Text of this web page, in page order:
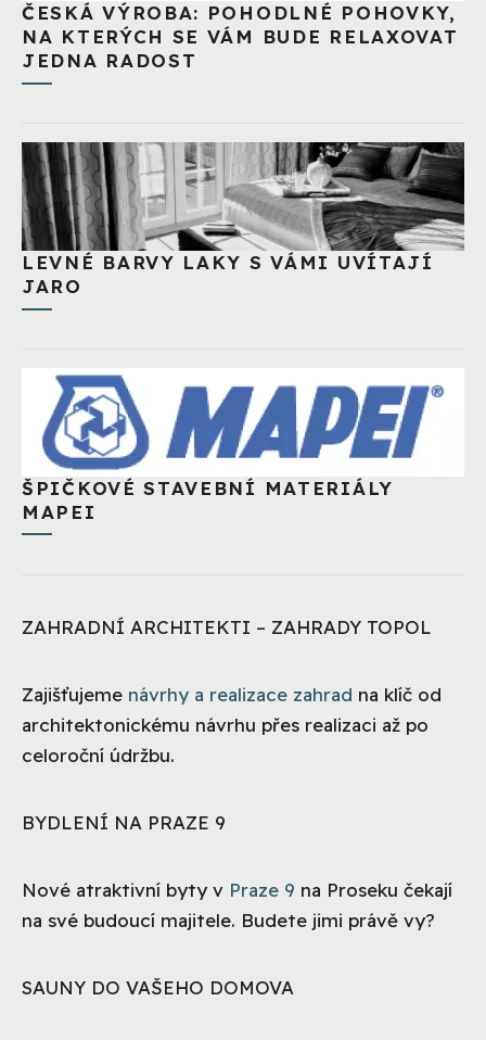
ČESKÁ VÝROBA: POHODLNÉ POHOVKY,
NA KTERÝCH SE VÁM BUDE RELAXOVAT
JEDNA RADOST
LEVNÉ BARVY LAKY S VÁMI UVÍTAJÍ
JARO
ŠPIČKOVÉ STAVEBNÍ MATERIÁLY
MAPEI
ZAHRADNÍ ARCHITEKTI – ZAHRADY TOPOL
Zajišťujeme návrhy a realizace zahrad na klíč od
architektonickému návrhu přes realizaci až po
celoroční údržbu.
BYDLENÍ NA PRAZE 9
Nové atraktivní byty v Praze 9 na Proseku čekají
na své budoucí majitele. Budete jimi právě vy?
SAUNY DO VAŠEHO DOMOVA